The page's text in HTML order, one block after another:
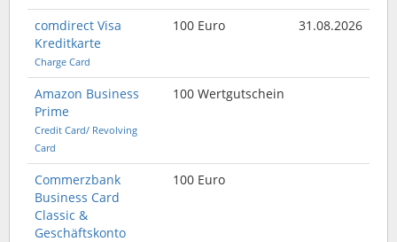
comdirect Visa
Kreditkarte
Charge Card
100 Euro 31.08.2026
Amazon Business
Prime
Credit Card/ Revolving
Card
100 Wertgutschein
Commerzbank
Business Card
Classic &
Geschäftskonto
100 Euro